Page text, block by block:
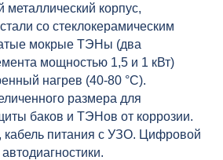
металлический корпус,
со стеклокерамическим
мокрые ТЭНы (два
мощностью 1,5 и 1 кВт)
нагрев (40-80 °C).
размера для
баков и ТЭНов от коррозии.
кабель питания с УЗО. Цифровой